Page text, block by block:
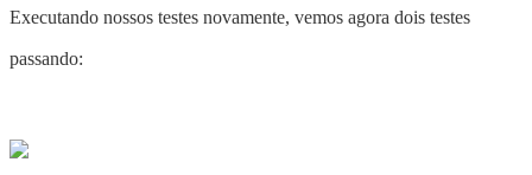
Executando nossos testes novamente, vemos agora dois testes
passando: